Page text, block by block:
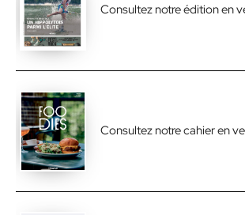
Consultez notre édition en
Consultez notre cahier en